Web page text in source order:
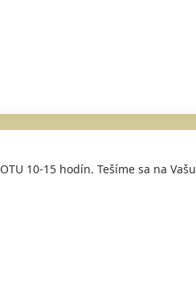
10-15 hodín. Tešíme sa na Vašu